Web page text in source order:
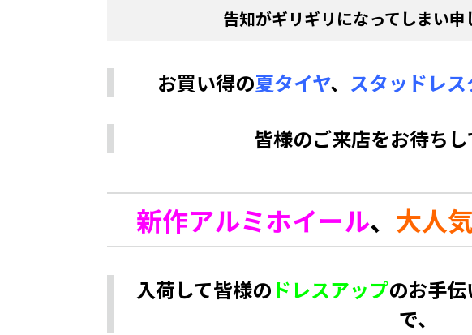
告知がギリギリになってしまい申
お買い得の夏タイヤ、 スタッドレ
皆様のご来店をお待ちし
新作アルミホイール、 大人
入荷して皆様の ドレスアップのお手
で、